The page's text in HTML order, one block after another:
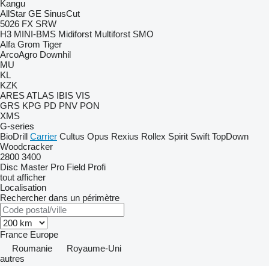
Kangu
AllStar GE SinusCut
5026 FX SRW
H3 MINI-BMS Midiforst Multiforst SMO
Alfa Grom Tiger
ArcoAgro Downhil
MU
KL
KZK
ARESATLAS IBIS VIS
GRS KPG PD PNV PON
XMS
G-series
BioDrill Carrier Cultus Opus Rexius Rollex Spirit Swift TopDown
Woodcracker
2800 3400
Disc Master Pro Field Profi
tout afficher
Localisation
Rechercher dans un périmètre
France Europe
Roumanie
Royaume-Uni
autres